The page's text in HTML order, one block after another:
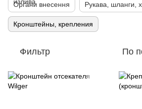
Органи внесення Рукава, шланги,
Кронштейны, крепления
Фильтр По